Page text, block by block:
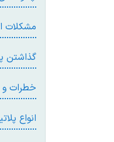
مشکلات
گذاشتن
خطرات و
انواع